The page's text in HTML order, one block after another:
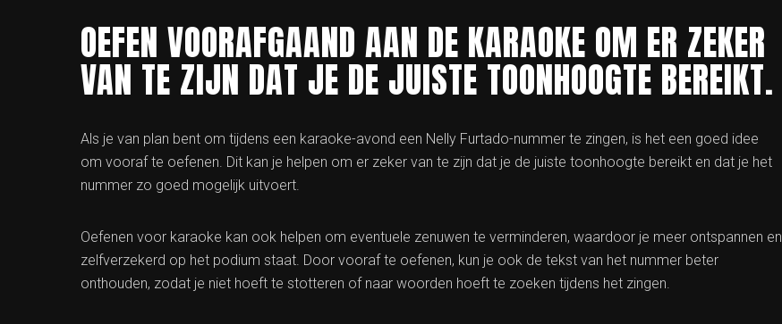
OEFEN VOORAFGAAND AAN DE KARAOKE OM ER ZEKER
VAN TE ZIJN DAT JE DE JUISTE TOONHOOGTE BEREIKT.
Als je van plan bent om tijdens een karaoke-avond een Nelly Furtado-nummer te zingen, is het een goed idee
om vooraf te oefenen. Dit kan je helpen om er zeker van te zijn dat je de juiste toonhoogte bereikt en dat je het
nummer zo goed mogelijk uitvoert.
Oefenen voor karaoke kan ook helpen om eventuele zenuwen te verminderen, waardoor je meer ontspannen en
zelfverzekerd op het podium staat. Door vooraf te oefenen, kun je ook de tekst van het nummer beter
onthouden, zodat je niet hoeft te stotteren of naar woorden hoeft te zoeken tijdens het zingen.